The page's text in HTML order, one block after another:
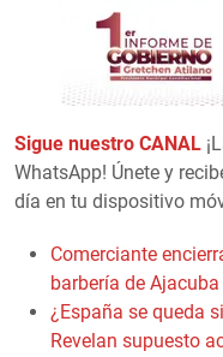
Sigue nuestro CANAL
WhatsApp! Únete y
día en tu dispositivo
Comerciante
barbería de
¿España se queda
Revelan supuesto